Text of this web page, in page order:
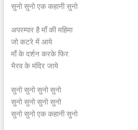
सुनो सुनो एक कहानी सुनो
अपरम्पार है माँ की महिमा
जो कटरे में आये
माँ के दर्शन करके फिर
भैरव के मंदिर जाये
सुनो सुनो सुनो सुनो
सुनो सुनो सुनो सुनो
सुनो सुनो एक कहानी सुनो